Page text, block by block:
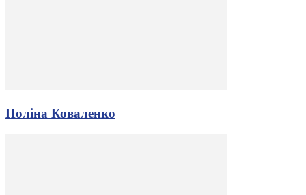
Поліна Коваленко